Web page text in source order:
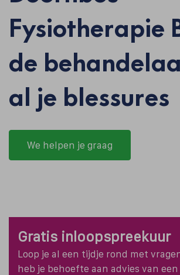
Fysiotherapie
de
al je blessures
We helpen je graag
Gratis inloopspreekuur
Loop je al een tijdje rond met
heb je behoefte aan advies van een